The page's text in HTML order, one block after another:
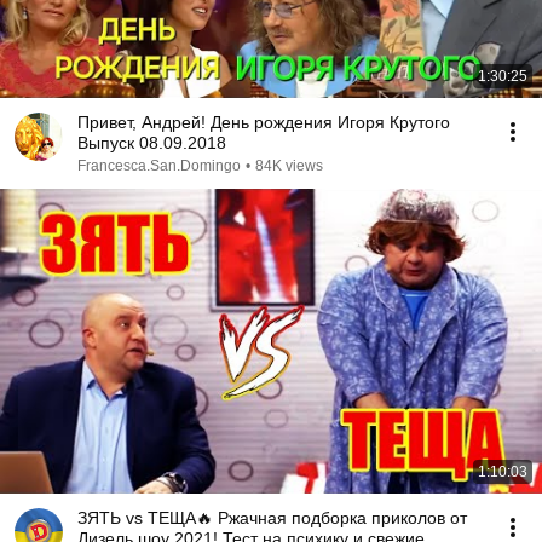
1:30:25
Привет, Андрей! День рождения Игоря Крутого
Выпуск 08.09.2018
Francesca.San.Domingo • 84K views
1:10:03
ЗЯТЬ vs ТЕЩА🔥 Ржачная подборка приколов от